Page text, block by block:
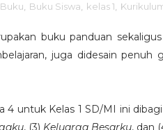
Buku Buku Siswa kelas 1
buku panduan
juga didesain
4 untuk Kelas 1 SD/MI ini
, (3) Keluarga Besarku, dan